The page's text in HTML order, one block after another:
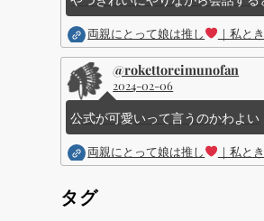
両親にとって娘は推し ｜私と
@rokettoreimunofan
2024-02-06
公式が可愛いって言うのかわよい
両親にとって娘は推し ｜私と
タグ